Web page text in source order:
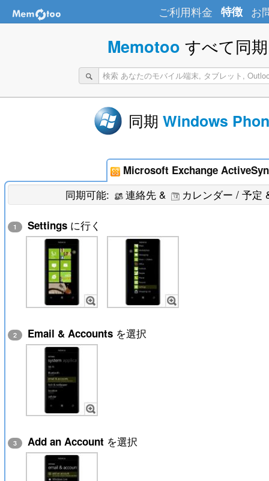
ご利用料金 特徴 お
Memotoo すべて同
同期 Windows
Microsoft Exchange
同期可能: 連絡先 & カレンダー / 予定
1 Settingsに行く
2 Email & Accountsを選択
3 Add an Accountを選択